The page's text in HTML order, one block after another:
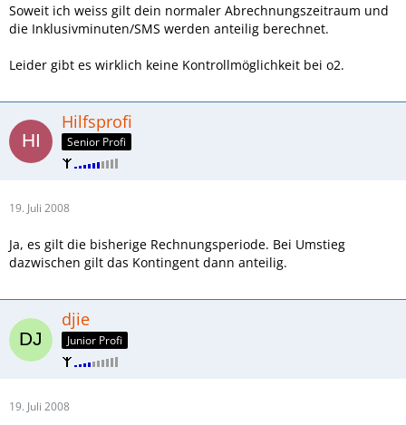
Soweit ich weiss gilt dein normaler Abrechnungszeitraum und
die Inklusivminuten/SMS werden anteilig berechnet.
Leider gibt es wirklich keine Kontrollmöglichkeit bei o2.
Hilfsprofi
Senior Profi
19. Juli 2008
Ja, es gilt die bisherige Rechnungsperiode. Bei Umstieg
dazwischen gilt das Kontingent dann anteilig.
djie
Junior Profi
19. Juli 2008